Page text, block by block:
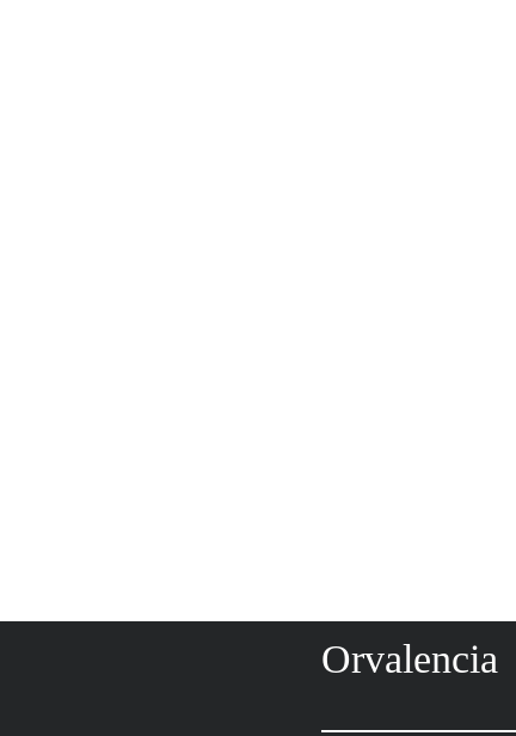
Orvalencia